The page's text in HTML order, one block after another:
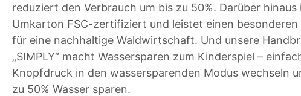
reduziert den Verbrauch um bis zu 50%. Darüber hinaus
Umkarton FSC-zertifiziert und leistet einen besonderen
für eine nachhaltige Waldwirtschaft. Und unsere
„SIMPLY“ macht Wassersparen zum Kinderspiel –
Knopfdruck in den wassersparenden Modus wechseln
zu 50% Wasser sparen.